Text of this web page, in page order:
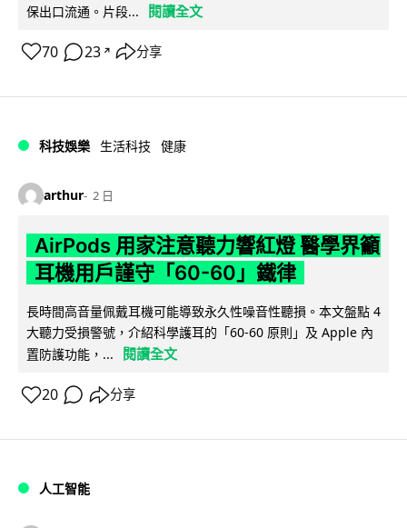
保出口流通。片段...
閱讀全文
70 23 ↗ 分享
科技娛樂 生活科技 健康
arthur 2 日
AirPods 用家注意聽力響紅燈 醫學界籲
耳機用戶謹守「60-60」鐵律
長時間高音量佩戴耳機可能導致永久性噪音性聽損。本文盤點 4
大聽力受損警號，介紹科學護耳的「60-60 原則」及 Apple 內
置防護功能，...
閱讀全文
20 分享
人工智能